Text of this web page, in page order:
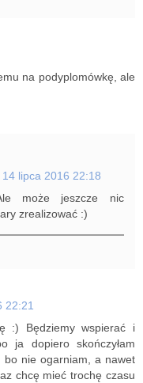
na podyplomówkę, ale
14 lipca 2016 22:18
może jeszcze nic
zrealizować :)
22:21
:) Będziemy wspierać i
ja dopiero skończyłam
bo nie ogarniam, a nawet
chcę mieć trochę czasu